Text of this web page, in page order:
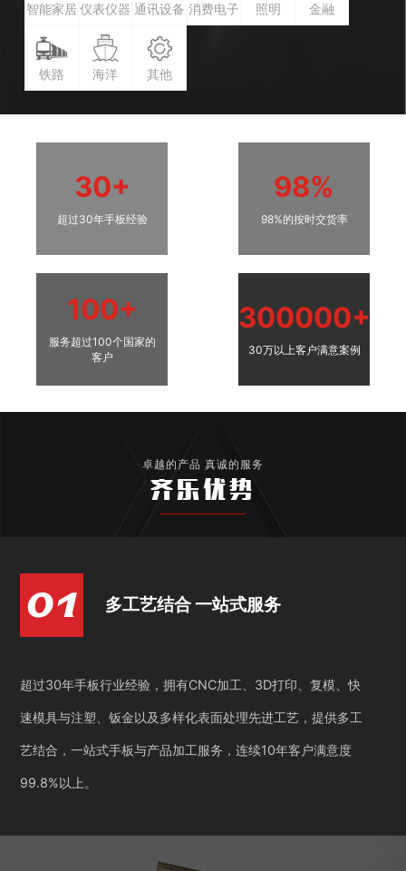
智能家居 仪表仪器 通讯设备 消费电子 照明 金融
铁路 海洋 其他
30+
超过30年手板经验
98%
98%的按时交货率
100+
服务超过100个国家的
客户
300000+
30万以上客户满意案例
卓越的产品 真诚的服务
齐乐优势
多工艺结合 一站式服务
超过30年手板行业经验，拥有CNC加工、3D打印、复模、快
速模具与注塑、钣金以及多样化表面处理先进工艺，提供多工
艺结合，一站式手板与产品加工服务，连续10年客户满意度
99.8%以上。